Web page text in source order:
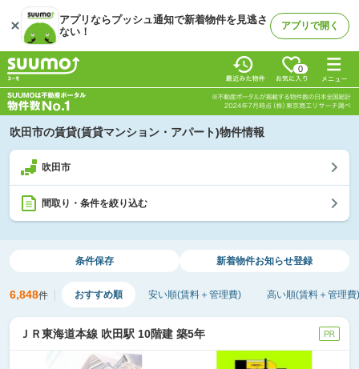
アプリならプッシュ通知で新着物件を見逃さ
ない！
アプリで開く
0
吹田市の賃貸(賃貸マンション・アパート)物件情報
吹田市
間取り・条件を絞り込む
条件保存 新着物件お知らせ登録
6,848件 おすすめ順 安い順(賃料＋管理費) 高い順(賃料＋管理費)
ＪＲ東海道本線 吹田駅 10階建 築5年